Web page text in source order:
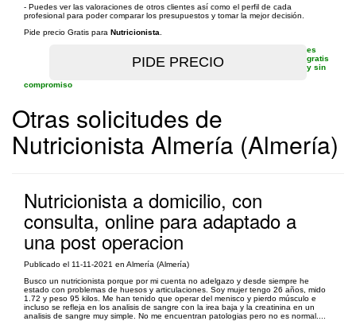
- Puedes ver las valoraciones de otros clientes así como el perfil de cada
profesional para poder comparar los presupuestos y tomar la mejor decisión.
Pide precio Gratis para Nutricionista
es
gratis
y sin
compromiso
Otras solicitudes de
Nutricionista Almería (Almería)
Nutricionista a domicilio, con
consulta, online para adaptado a
una post operacion
Publicado el 11-11-2021 en Almería (Almería)
Busco un nutricionista porque por mi cuenta no adelgazo y desde siempre he
estado con problemas de huesos y articulaciones. Soy mujer tengo 26 años, mido
1.72 y peso 95 kilos. Me han tenido que operar del menisco y pierdo músculo e
incluso se refleja en los analisis de sangre con la irea baja y la creatinina en un
analisis de sangre muy simple. No me encuentran patologias pero no es normal....